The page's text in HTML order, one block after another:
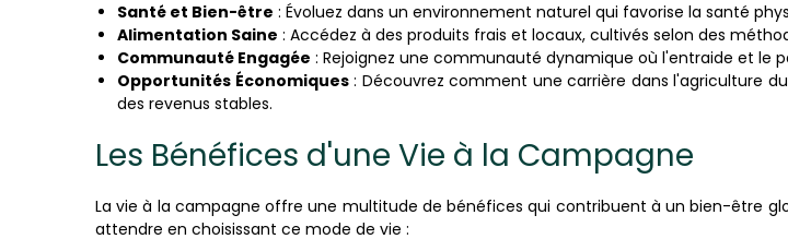
Santé et Bien-être : Évoluez dans un environnement naturel qui favorise la santé
Alimentation Saine : Accédez à des produits frais et locaux, cultivés selon des
Communauté Engagée : Rejoignez une communauté dynamique où l'entraide et
Opportunités Économiques: Découvrez comment une carrière dans l'agriculture
des revenus stables.
Les Bénéfices d'une Vie à la Campagne
La vie à la campagne offre une multitude de bénéfices qui contribuent à un bien-être
attendre en choisissant ce mode de vie :